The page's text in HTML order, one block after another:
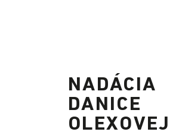
NADÁCIA
DANICE
OLEXOVEJ